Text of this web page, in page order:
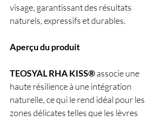
visage, garantissant des résultats
naturels, expressifs et durables.
Aperçu du produit
TEOSYAL RHA KISS®associe une
haute résilience à une intégration
naturelle, ce qui le rend idéal pour les
zones délicates telles que les lèvres